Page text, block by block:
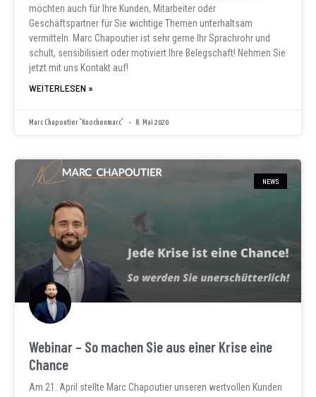
möchten auch für Ihre Kunden, Mitarbeiter oder
Geschäftspartner für Sie wichtige Themen unterhaltsam
vermitteln. Marc Chapoutier ist sehr gerne Ihr Sprachrohr und
schult, sensibilisiert oder motiviert Ihre Belegschaft! Nehmen Sie
jetzt mit uns Kontakt auf!
WEITERLESEN »
Marc Chapoutier "Knochenmarc" 8. Mai 2020
NEWS
Webinar – So machen Sie aus einer Krise eine
Chance
Am 21. April stellte Marc Chapoutier unseren wertvollen Kunden